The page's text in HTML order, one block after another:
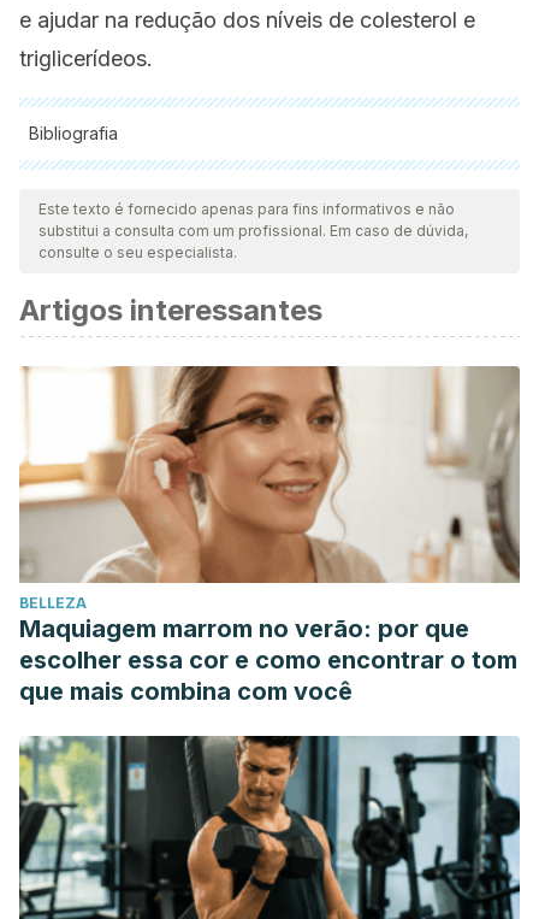
e ajudar na redução dos níveis de colesterol e
triglicerídeos.
Bibliografia
Todas as fontes citadas foram minuciosamente revisadas por
nossa equipe para garantir sua qualidade, confiabilidade,
atualidade e validade. A bibliografia deste artigo foi
cientificamente.
Collins J. K, Wu G, et al. Watermelon consumption
increases plasma arginine concentrations in adults.
Marzo 2007. 23 (3): 261-6
de Oliveira MC, Sichieri R, Venturim Mozzer R. A low-
energy-dense diet adding fruit reduces weight and energy
intake in women.
Appetite
. Septiembre 2008. 51(2):291-5.
ncbi.nlm.nih.gov/pubmed/18439712
Dreher M, Ford N. A, et al. A comprehensive critical
assessment of increased fruit and vegetable intake on
weight loss in women.
. Julio 2020. 12 (7): 1919.
Fulgoni V, Dreher M, Davenport A. J. Avocado consumption
and lower metabolic syndrome risk in US adults: results
from the National Health and Nutrition Examination Survey.
Nutritional Journal
. Enero 2013. 12: 1.
James L. J, Funnell M. P, Milner S. An afternoon snack of
berries reduces subsequent energy intake compared to
Este texto é fornecido apenas para fins informativos e não
substitui a consulta com um profissional. Em caso de dúvida,
consulte o seu especialista.
Artigos interessantes
BELLEZA
Maquiagem marrom no verão: por que
escolher essa cor e como encontrar o tom
que mais combina com você